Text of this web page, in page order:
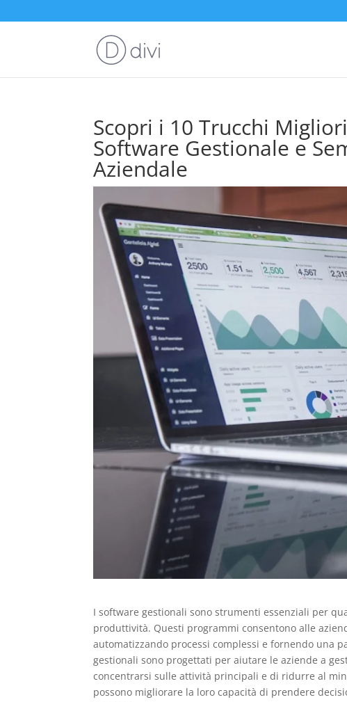
Scopri i 10 Trucchi
Software Gestionale e
Aziendale
I software gestionali sono strumenti essenziali per
produttività. Questi programmi consentono alle
automatizzando processi complessi e fornendo una
gestionali sono progettati per aiutare le aziende a
concentrarsi sulle attività principali e di ridurre al
possono migliorare la loro capacità di prendere